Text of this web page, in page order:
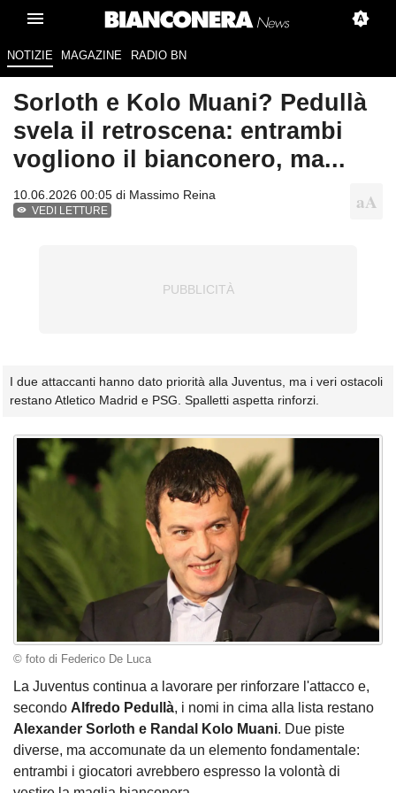
NOTIZIE MAGAZINE RADIO BN
Sorloth e Kolo Muani? Pedullà
svela il retroscena: entrambi
vogliono il bianconero, ma...
10.06.2026 00:05 di Massimo Reina
VEDI LETTURE
I due attaccanti hanno dato priorità alla Juventus, ma i veri ostacoli
restano Atletico Madrid e PSG. Spalletti aspetta rinforzi.
© foto di Federico De Luca
La Juventus continua a lavorare per rinforzare l'attacco e,
secondo Alfredo Pedullà, i nomi in cima alla lista restano
Alexander Sorloth e Randal Kolo Muani. Due piste
diverse, ma accomunate da un elemento fondamentale:
entrambi i giocatori avrebbero espresso la volontà di